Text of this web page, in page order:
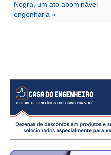
CAMPANHAS SALARIAIS
CONTEÚDO ESPECIAL
JORNAL DO ENGENHEIRO
AGENDA
SEESP NOTÍCIAS
Negra, um ato abominável
engenharia »